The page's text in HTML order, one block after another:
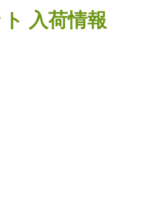
入荷情報